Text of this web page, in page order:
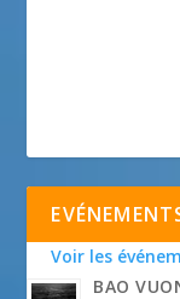
Voir les
BAO